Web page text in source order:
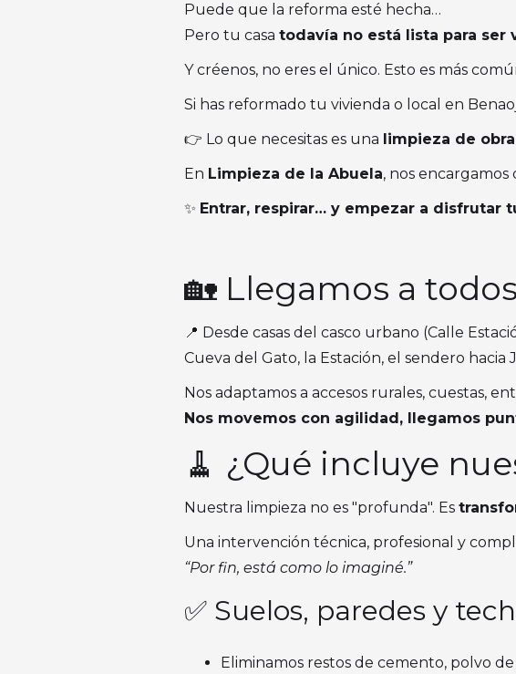
Puede que la reforma esté hecha…
Pero tu casa todavía no está lista para ser
Y créenos, no eres el único. Esto es más
Si has reformado tu vivienda o local en
👉 Lo que necesitas es una limpieza de
En Limpieza de la Abuela, nos
✨ Entrar, respirar… y empezar a disfrutar
🏡 Llegamos a
📍 Desde casas del casco urbano (Calle
Cueva del Gato, la Estación, el sendero hacia
Nos adaptamos a accesos rurales, cuestas,
Nos movemos con agilidad, llegamos
🧹 ¿Qué incluye
Nuestra limpieza no es "profunda". Es
Una intervención técnica, profesional y
“Por fin, está como lo imaginé.”
✅ Suelos, paredes y
Eliminamos restos de cemento, polvo de